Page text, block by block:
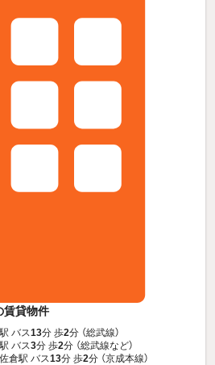
賃貸物件
バス13分 歩2分 （総武線）
バス3分 歩2分 （総武線など）
倉駅 バス13分 歩2分 （京成本線）